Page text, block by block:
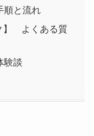
順と流れ
】 よくある質
験談